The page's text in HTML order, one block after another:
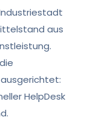
aus
HelpDesk